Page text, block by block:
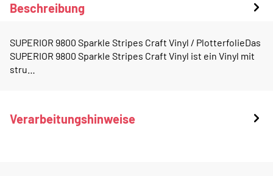
Beschreibung
SUPERIOR 9800 Sparkle Stripes Craft Vinyl / PlotterfolieDas
SUPERIOR 9800 Sparkle Stripes Craft Vinyl ist ein Vinyl mit
stru…
Verarbeitungshinweise